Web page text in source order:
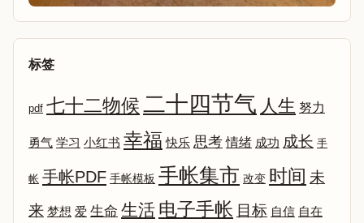
标签
pdf 七十二物候二十四节气 人生 努力
勇气 学习 小红书 幸福 快乐 思考 情绪 成功 成长 手
帐 手帐PDF 手帐模板 手帐集市 改变 时间 未
来 梦想 爱 生命 生活 电子手帐 目标 自信 自在